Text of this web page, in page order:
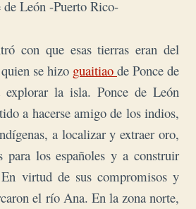
con que esas tierras eran del
se hizo guaitiao de Ponce de
la isla. Ponce de León
a hacerse amigo de los indios,
a localizar y extraer oro,
para los españoles y a construir
virtud de sus compromisos y
el río Ana. En la zona norte,